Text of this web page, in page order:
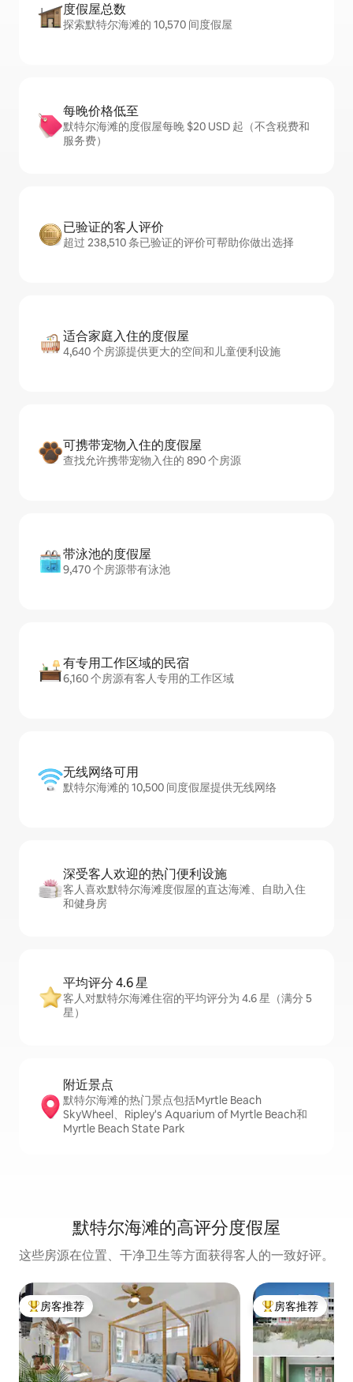
度假屋总数
探索默特尔海滩的 10,570 间度假屋
每晚价格低至
默特尔海滩的度假屋每晚 $20 USD 起（不含税费和
服务费）
已验证的客人评价
超过 238,510 条已验证的评价可帮助你做出选择
适合家庭入住的度假屋
4,640 个房源提供更大的空间和儿童便利设施
可携带宠物入住的度假屋
查找允许携带宠物入住的 890 个房源
带泳池的度假屋
9,470 个房源带有泳池
有专用工作区域的民宿
6,160 个房源有客人专用的工作区域
无线网络可用
默特尔海滩的 10,500 间度假屋提供无线网络
深受客人欢迎的热门便利设施
客人喜欢默特尔海滩度假屋的直达海滩、自助入住
和健身房
平均评分 4.6 星
客人对默特尔海滩住宿的平均评分为 4.6 星（满分 5
星）
附近景点
默特尔海滩的热门景点包括Myrtle Beach
SkyWheel、Ripley's Aquarium of Myrtle Beach和
Myrtle Beach State Park
默特尔海滩的高评分度假屋
这些房源在位置、干净卫生等方面获得客人的一致好评。
热门「房客推荐」
房客推荐 热门「房客推荐」
房客推荐